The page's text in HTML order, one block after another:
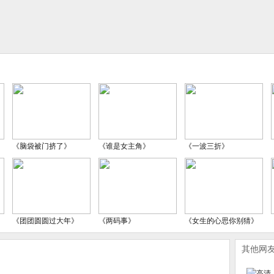
《脑袋被门挤了》 《谁是女主角》 《一波三折》
《团团圆圆过大年》 《两码事》 《女生的心思你别猜》
其他网